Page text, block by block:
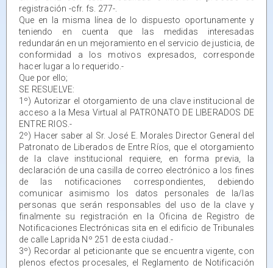
registración -cfr. fs. 277-.
Que en la misma línea de lo dispuesto oportunamente y
teniendo en cuenta que las medidas interesadas
redundarán en un mejoramiento en el servicio de justicia, de
conformidad a los motivos expresados, corresponde
hacer lugar a lo requerido.-
Que por ello;
SE RESUELVE:
1º) Autorizar el otorgamiento de una clave institucional de
acceso a la Mesa Virtual al PATRONATO DE LIBERADOS DE
ENTRE RIOS.-
2º) Hacer saber al Sr. José E. Morales Director General del
Patronato de Liberados de Entre Ríos, que el otorgamiento
de la clave institucional requiere, en forma previa, la
declaración de una casilla de correo electrónico a los fines
de las notificaciones correspondientes, debiendo
comunicar asimismo los datos personales de la/las
personas que serán responsables del uso de la clave y
finalmente su registración en la Oficina de Registro de
Notificaciones Electrónicas sita en el edificio de Tribunales
de calle Laprida Nº 251 de esta ciudad.-
3º) Recordar al peticionante que se encuentra vigente, con
plenos efectos procesales, el Reglamento de Notificación